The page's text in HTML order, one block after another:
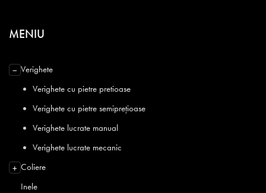
MENIU
− Verighete
Verighete cu pietre pretioase
Verighete cu pietre semiprețioase
Verighete lucrate manual
Verighete lucrate mecanic
+ Coliere
Inele